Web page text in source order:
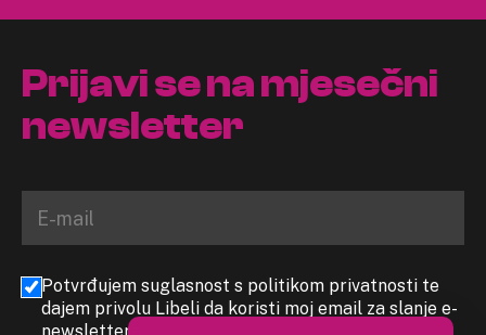
Prijavi se na mjesečni
newsletter
Potvrđujem suglasnost s politikom privatnosti te
dajem privolu Libeli da koristi moj email za slanje e-